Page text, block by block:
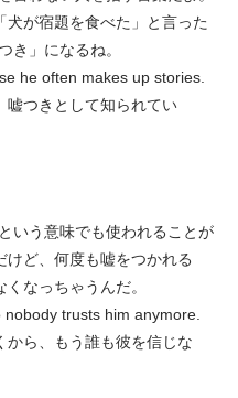
が宿題を食べた」と言った
き」になるね。
he often makes up stories.
嘘つきとして知られてい
いう意味でも使われることが
ど、何度も嘘をつかれる
なっちゃうんだ。
trusts him anymore.
から、もう誰も彼を信じな